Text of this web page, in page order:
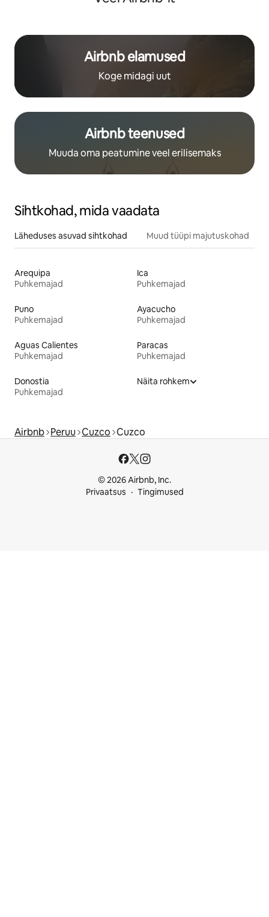
Airbnb elamused
Koge midagi uut
Airbnb teenused
Muuda oma peatumine veel erilisemaks
Sihtkohad, mida vaadata
Läheduses asuvad sihtkohad Muud tüüpi majutuskohad
Arequipa
Puhkemajad
Ica
Puhkemajad
Puno
Puhkemajad
Ayacucho
Puhkemajad
Aguas Calientes
Puhkemajad
Paracas
Puhkemajad
Donostia
Puhkemajad
Näita rohkem
Airbnb Peruu Cuzco Cuzco
© 2026 Airbnb, Inc.
Privaatsus
Tingimused